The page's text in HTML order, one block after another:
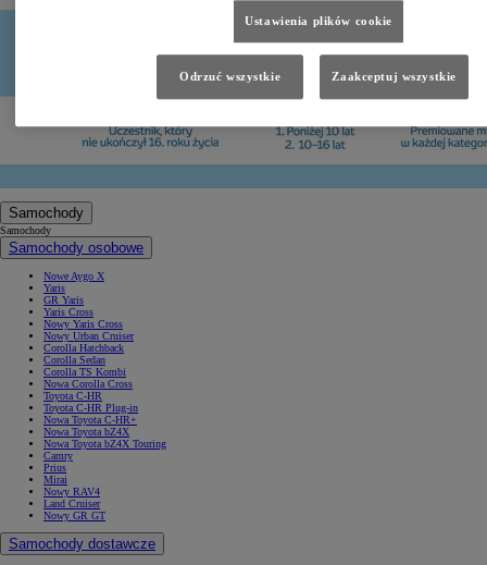
Samochody
Samochody
Samochody osobowe
Nowe Aygo X
Yaris
GR Yaris
Yaris Cross
Nowy Yaris Cross
Nowy Urban Cruiser
Corolla Hatchback
Corolla Sedan
Corolla TS Kombi
Nowa Corolla Cross
Toyota C-HR
Toyota C-HR Plug-in
Nowa Toyota C-HR+
Nowa Toyota bZ4X
Nowa Toyota bZ4X Touring
Camry
Prius
Mirai
Nowy RAV4
Land Cruiser
Nowy GR GT
Samochody dostawcze
Ustawienia plików cookie
Odrzuć wszystkie Zaakceptuj wszystkie